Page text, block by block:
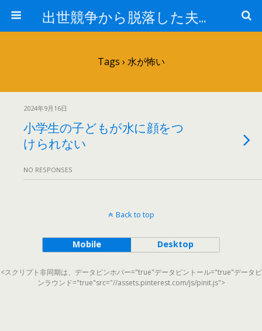
出世競争から脱落した夫と妻の日常
Tags › 水が怖い
2024年9月16日
小学生の子どもが水に顔をつ
けられない
NO RESPONSES
Back to top
Mobile Desktop
<スクリプト非同期は、データピンホバー="true"データピントール="true"データピ
ンラウンド="true"src="//assets.pinterest.com/js/pinit.js">